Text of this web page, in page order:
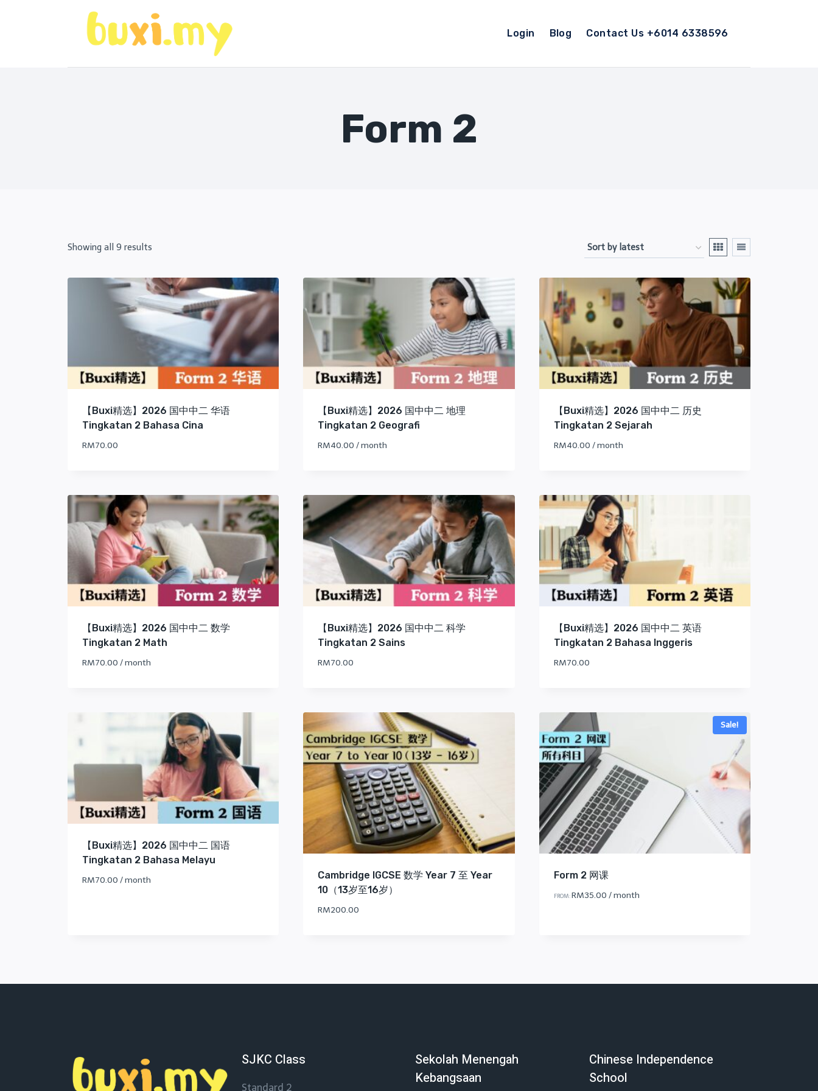
Login Blog Contact Us +6014 6338596
Form 2
Showing all 9 results
latest
【Buxi精选】2026 国中中二 华语
Tingkatan 2 Bahasa Cina
RM70.00
【Buxi精选】2026 国中中二 地理
Tingkatan 2 Geografi
RM40.00 / month
【Buxi精选】2026 国中中二 历史
Tingkatan 2 Sejarah
RM40.00 / month
【Buxi精选】2026 国中中二 数学
Tingkatan 2 Math
RM70.00 / month
【Buxi精选】2026 国中中二 科学
Tingkatan 2 Sains
RM70.00
【Buxi精选】2026 国中中二 英语
Tingkatan 2 Bahasa Inggeris
RM70.00
【Buxi精选】2026 国中中二 国语
Tingkatan 2 Bahasa Melayu
RM70.00 / month
Cambridge IGCSE 数学 Year 7 至 Year
10（13岁至16岁）
RM200.00
Sale!
Form 2 网课
FROM:RM35.00 / month
SJKC Class
Standard 2
Sekolah Menengah
Kebangsaan
Chinese Independence
School